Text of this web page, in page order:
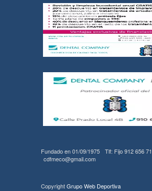
Fundado en 01/09/1975 Tlf: Fijo 912 656
cdfmeco@gmail.com
CopyrightGrupo Web Deportiva